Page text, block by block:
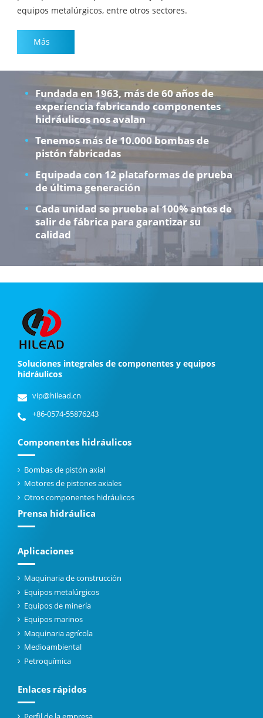
equipos metalúrgicos, entre otros sectores.
Más
Fundada en 1963, más de 60 años de
experiencia fabricando componentes
hidráulicos nos avalan
Tenemos más de 10.000 bombas de
pistón fabricadas
Equipada con 12 plataformas de prueba
de última generación
Cada unidad se prueba al 100% antes de
salir de fábrica para garantizar su
calidad
Soluciones integrales de componentes y equipos
hidráulicos
vip@hilead.cn
+86-0574-55876243
Componentes hidráulicos
Bombas de pistón axial
Motores de pistones axiales
Otros componentes hidráulicos
Prensa hidráulica
Aplicaciones
Maquinaria de construcción
Equipos metalúrgicos
Equipos de minería
Equipos marinos
Maquinaria agrícola
Medioambiental
Petroquímica
Enlaces rápidos